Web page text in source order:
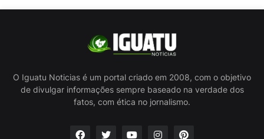
O Iguatu Noticias é um portal criado em 2008, com o objetivo
de divulgar informações sempre baseado na verdade dos
fatos, com ética no jornalismo.